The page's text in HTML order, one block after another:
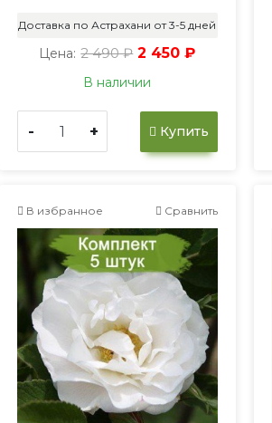
Доставка по Астрахани от 3-5 дней
Цена: 2 490 ₽ 2 450 ₽
В наличии
- + Купить
В избранное Сравнить